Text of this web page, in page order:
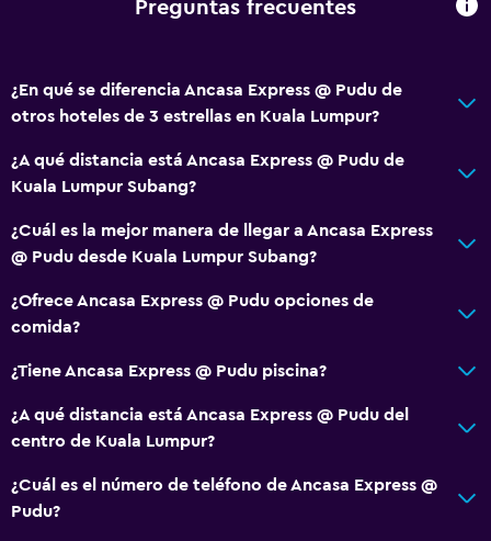
Preguntas frecuentes
¿En qué se diferencia Ancasa Express @ Pudu de
otros hoteles de 3 estrellas en Kuala Lumpur?
¿A qué distancia está Ancasa Express @ Pudu de
Kuala Lumpur Subang?
¿Cuál es la mejor manera de llegar a Ancasa Express
@ Pudu desde Kuala Lumpur Subang?
¿Ofrece Ancasa Express @ Pudu opciones de
comida?
¿Tiene Ancasa Express @ Pudu piscina?
¿A qué distancia está Ancasa Express @ Pudu del
centro de Kuala Lumpur?
¿Cuál es el número de teléfono de Ancasa Express @
Pudu?